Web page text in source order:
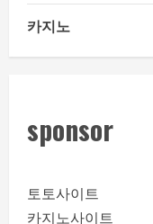
카지노
sponsor
토토사이트
카지노사이트